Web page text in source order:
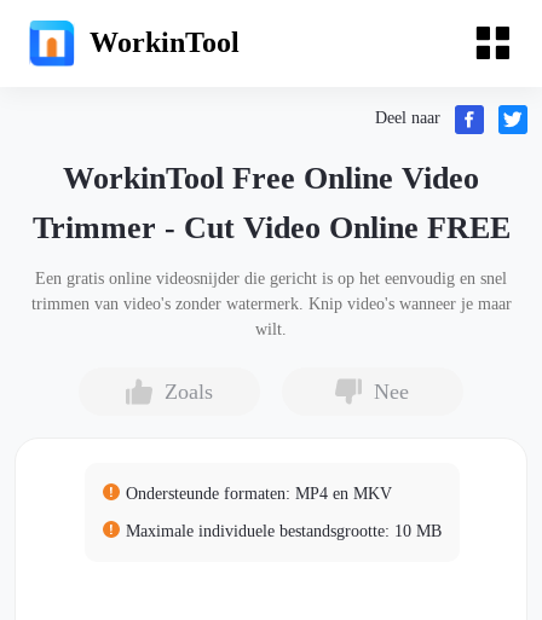
WorkinTool
Deel naar
WorkinTool Free Online Video
Trimmer - Cut Video Online FREE
Een gratis online videosnijder die gericht is op het eenvoudig en snel
trimmen van video's zonder watermerk. Knip video's wanneer je maar
wilt.
Zoals Nee
Ondersteunde formaten: MP4 en MKV
Maximale individuele bestandsgrootte: 10 MB